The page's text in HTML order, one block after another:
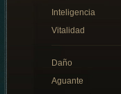
Inteligencia
Vitalidad
Daño
Aguante